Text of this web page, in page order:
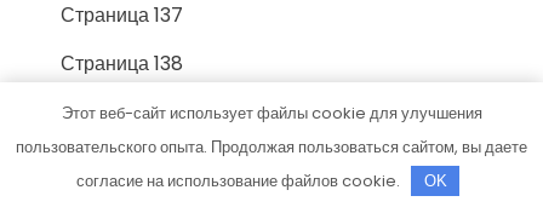
Страница 137
Страница 138
Страница 139
Страница 14
Этот веб-сайт использует файлы cookie для улучшения
пользовательского опыта. Продолжая пользоваться сайтом, вы даете
согласие на использование файлов cookie.
OK